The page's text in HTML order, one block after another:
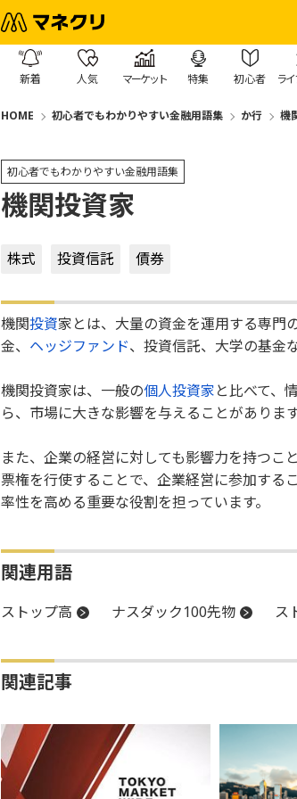
新着 人気 マーケット 特集 初心者 ラ
HOME 初心者でもわかりやすい金融用語集 か行 機
初心者でもわかりやすい金融用語集
機関投資家
株式 投資信託 債券
機関投資家とは、大量の資金を運用する専門
金、 ヘッジファンド、投資信託、大学の基金
機関投資家は、一般の個人投資家と比べて、
ら、市場に大きな影響を与えることがあります
また、企業の経営に対しても影響力を持つこと
票権を行使することで、企業経営に参加する
率性を高める重要な役割を担っています。
関連用語
ストップ高 ナスダック100先物 ス
関連記事